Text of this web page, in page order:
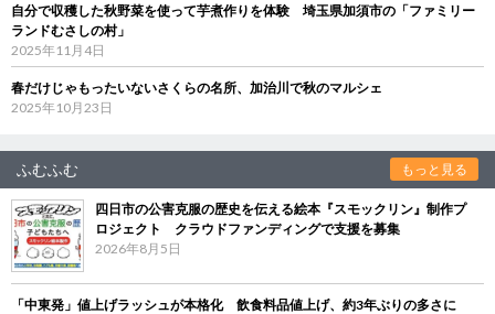
自分で収穫した秋野菜を使って芋煮作りを体験 埼玉県加須市の「ファミリー
ランドむさしの村」
2025年11月4日
春だけじゃもったいないさくらの名所、加治川で秋のマルシェ
2025年10月23日
ふむふむ もっと見る
四日市の公害克服の歴史を伝える絵本『スモックリン』制作プ
ロジェクト クラウドファンディングで支援を募集
2026年8月5日
「中東発」値上げラッシュが本格化 飲食料品値上げ、約3年ぶりの多さに